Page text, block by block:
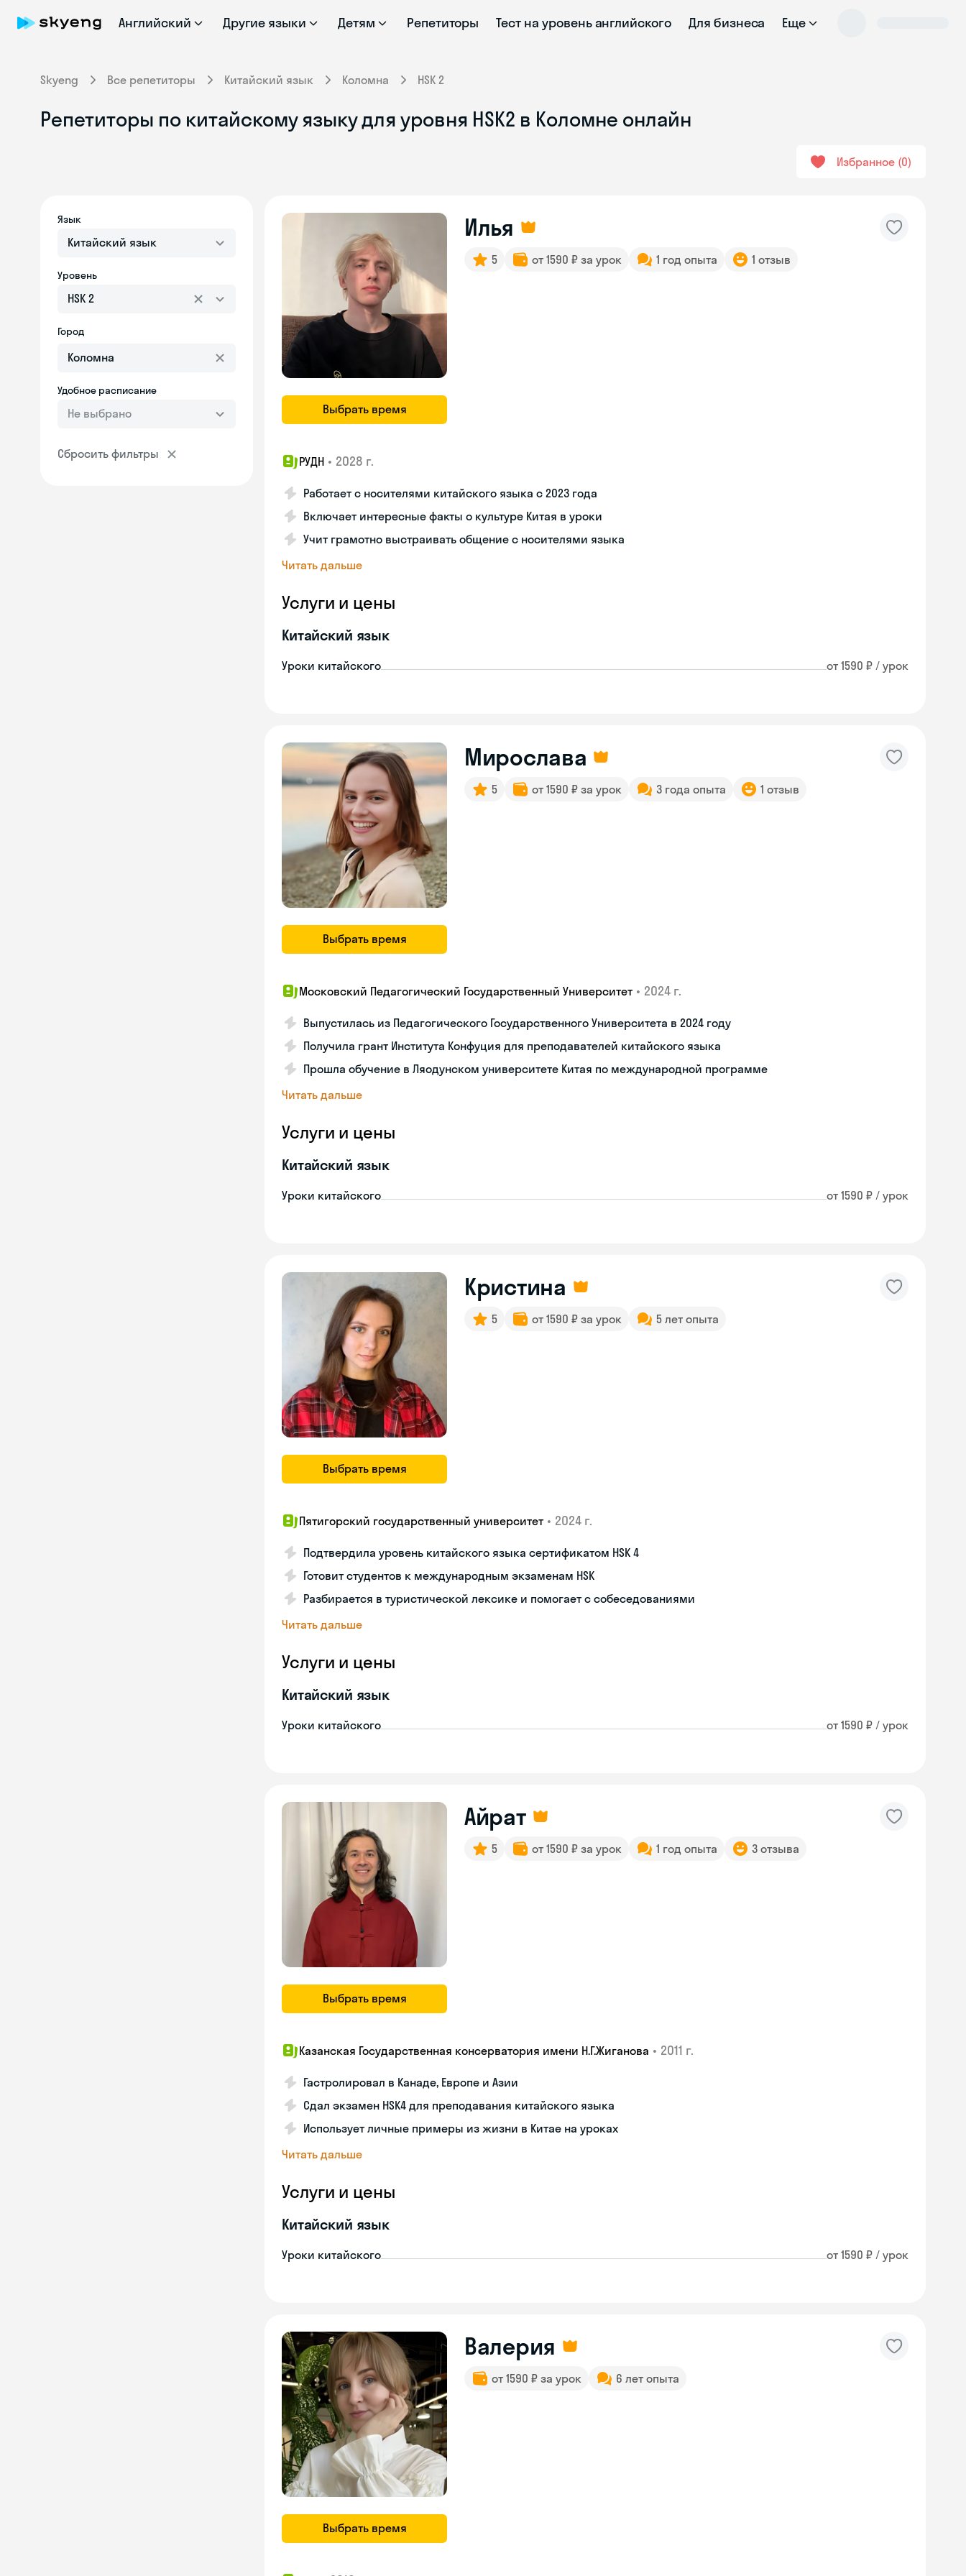
Английский Другие языки Детям Репетиторы Тест на уровень английского Для бизнеса Еще
Skyeng Все репетиторы Китайский язык Коломна HSK 2
Репетиторы по китайскому языку для уровня HSK2 в Коломне онлайн
Избранное 0
Язык
Китайский язык
Уровень
HSK 2
Город
Удобное расписание
Не выбрано
Сбросить фильтры
Выбрать время
Илья
5 от 1590 ₽ за урок 1 год опыта 1 отзыв
РУДН • 2028 г.
Работает с носителями китайского языка с 2023 года
Включает интересные факты о культуре Китая в уроки
Учит грамотно выстраивать общение с носителями языка
Читать дальше
Услуги и цены
Китайский язык
Уроки китайского от 1590 ₽ / урок
Выбрать время
Мирослава
5 от 1590 ₽ за урок 3 года опыта 1 отзыв
Московский Педагогический Государственный Университет • 2024 г.
Выпустилась из Педагогического Государственного Университета в 2024 году
Получила грант Института Конфуция для преподавателей китайского языка
Прошла обучение в Ляодунском университете Китая по международной программе
Читать дальше
Услуги и цены
Китайский язык
Уроки китайского от 1590 ₽ / урок
Выбрать время
Кристина
5 от 1590 ₽ за урок 5 лет опыта
Пятигорский государственный университет • 2024 г.
Подтвердила уровень китайского языка сертификатом HSK 4
Готовит студентов к международным экзаменам HSK
Разбирается в туристической лексике и помогает с собеседованиями
Читать дальше
Услуги и цены
Китайский язык
Уроки китайского от 1590 ₽ / урок
Выбрать время
Айрат
5 от 1590 ₽ за урок 1 год опыта 3 отзыва
Казанская Государственная консерватория имени Н.Г.Жиганова • 2011 г.
Гастролировал в Канаде, Европе и Азии
Сдал экзамен HSK4 для преподавания китайского языка
Использует личные примеры из жизни в Китае на уроках
Читать дальше
Услуги и цены
Китайский язык
Уроки китайского от 1590 ₽ / урок
Выбрать время
Валерия
от 1590 ₽ за урок 6 лет опыта